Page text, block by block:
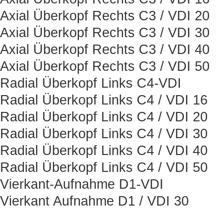
Axial Überkopf Rechts C3 / VDI 20
Axial Überkopf Rechts C3 / VDI 30
Axial Überkopf Rechts C3 / VDI 40
Axial Überkopf Rechts C3 / VDI 50
Radial Überkopf Links C4-VDI
Radial Überkopf Links C4 / VDI 16
Radial Überkopf Links C4 / VDI 20
Radial Überkopf Links C4 / VDI 30
Radial Überkopf Links C4 / VDI 40
Radial Überkopf Links C4 / VDI 50
Vierkant-Aufnahme D1-VDI
Vierkant Aufnahme D1 / VDI 30